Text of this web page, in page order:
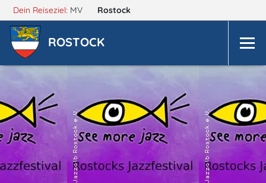
Dein Reiseziel: MV Rostock
ROSTOCK